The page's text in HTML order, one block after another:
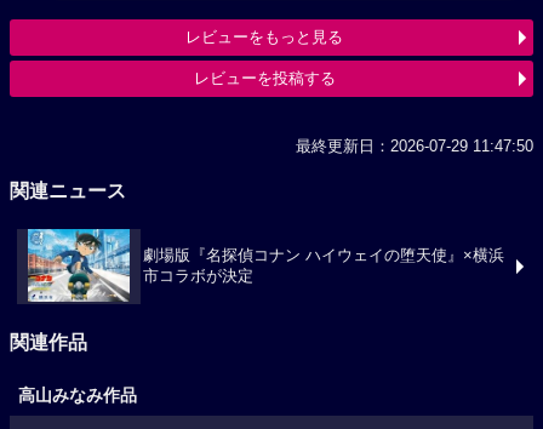
レビューをもっと見る
レビューを投稿する
最終更新日：2026-07-29 11:47:50
関連ニュース
劇場版『名探偵コナン ハイウェイの堕天使』×横浜
市コラボが決定
関連作品
高山みなみ作品